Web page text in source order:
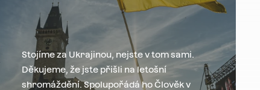
Stojíme za Ukrajinou, nejste v tom sami.
Děkujeme, že jste přišli na letošní
shromáždění. Spolupořádá ho Člověk v